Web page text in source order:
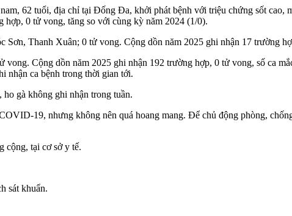
62 tuổi, địa chỉ tại Đống Đa, khởi phát bệnh với triệu chứng sốt cao,
0 tử vong, tăng so với cùng kỳ năm 2024 (1/0).
Thanh Xuân; 0 tử vong. Cộng dồn năm 2025 ghi nhận 17 trường
Cộng dồn năm 2025 ghi nhận 192 trường hợp, 0 tử vong, số ca
nhận ca bệnh trong thời gian tới.
gà không ghi nhận trong tuần.
19, nhưng không nên quá hoang mang. Để chủ động phòng,
cộng, tại cơ sở y tế.
sát khuẩn.